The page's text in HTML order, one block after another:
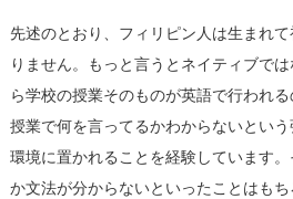
先述のとおり、フィリピン人は生まれ
りません。もっと言うとネイティブで
ら学校の授業そのものが英語で行われ
授業で何を言ってるかわからないとい
環境に置かれることを経験しています
か文法が分からないといったことはも